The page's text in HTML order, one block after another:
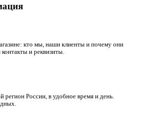
кто мы, наши клиенты и почему они
и реквизиты.
регион России, в удобное время и день.